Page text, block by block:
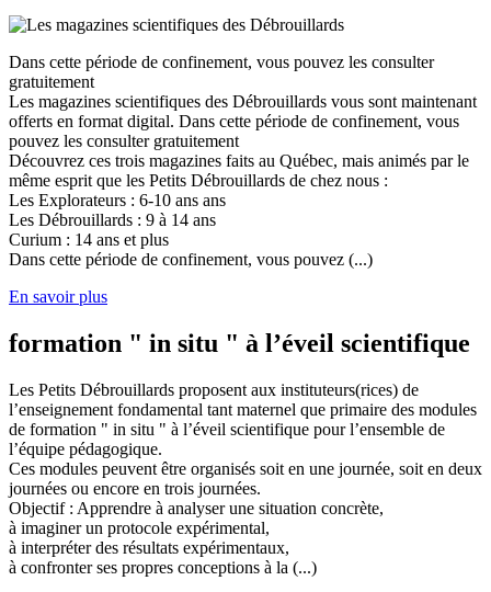
Dans cette période de confinement, vous pouvez les consulter
gratuitement
Les magazines scientifiques des Débrouillards vous sont maintenant
offerts en format digital. Dans cette période de confinement, vous
pouvez les consulter gratuitement
Découvrez ces trois magazines faits au Québec, mais animés par le
même esprit que les Petits Débrouillards de chez nous :
Les Explorateurs : 6-10 ans ans
Les Débrouillards : 9 à 14 ans
Curium : 14 ans et plus
Dans cette période de confinement, vous pouvez (...)
En savoir plus
formation " in situ " à l’éveil scientifique
Les Petits Débrouillards proposent aux instituteurs(rices) de
l’enseignement fondamental tant maternel que primaire des modules
de formation " in situ " à l’éveil scientifique pour l’ensemble de
l’équipe pédagogique.
Ces modules peuvent être organisés soit en une journée, soit en deux
journées ou encore en trois journées.
Objectif : Apprendre à analyser une situation concrète,
à imaginer un protocole expérimental,
à interpréter des résultats expérimentaux,
à confronter ses propres conceptions à la (...)